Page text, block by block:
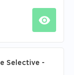
Selective -